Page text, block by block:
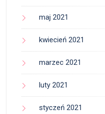
maj 2021
kwiecień 2021
marzec 2021
luty 2021
styczeń 2021